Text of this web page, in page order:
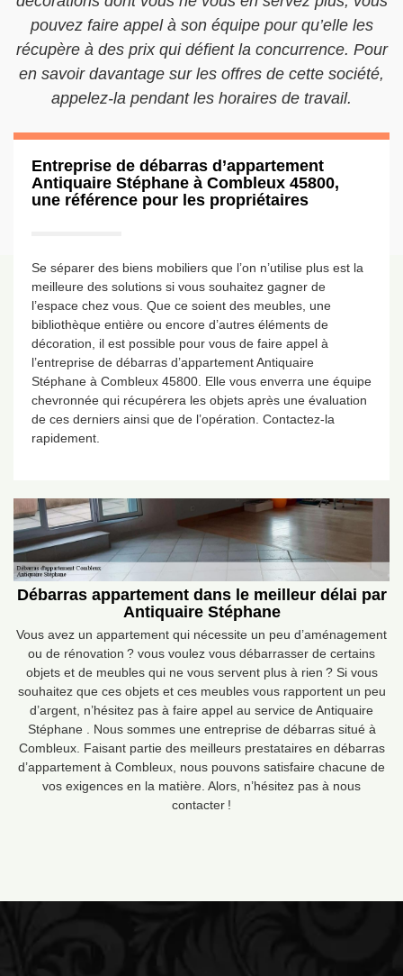
pouvez faire appel à son équipe pour qu’elle les
récupère à des prix qui défient la concurrence. Pour
en savoir davantage sur les offres de cette société,
appelez-la pendant les horaires de travail.
Entreprise de débarras d’appartement
Antiquaire Stéphane à Combleux 45800,
une référence pour les propriétaires
Se séparer des biens mobiliers que l’on n’utilise plus est la
meilleure des solutions si vous souhaitez gagner de
l’espace chez vous. Que ce soient des meubles, une
bibliothèque entière ou encore d’autres éléments de
décoration, il est possible pour vous de faire appel à
l’entreprise de débarras d’appartement Antiquaire
Stéphane à Combleux 45800. Elle vous enverra une équipe
chevronnée qui récupérera les objets après une évaluation
de ces derniers ainsi que de l’opération. Contactez-la
rapidement.
Débarras appartement dans le meilleur délai par
Antiquaire Stéphane
Vous avez un appartement qui nécessite un peu d’aménagement
ou de rénovation ? vous voulez vous débarrasser de certains
objets et de meubles qui ne vous servent plus à rien ? Si vous
souhaitez que ces objets et ces meubles vous rapportent un peu
d’argent, n’hésitez pas à faire appel au service de Antiquaire
Stéphane . Nous sommes une entreprise de débarras situé à
Combleux. Faisant partie des meilleurs prestataires en débarras
d’appartement à Combleux, nous pouvons satisfaire chacune de
vos exigences en la matière. Alors, n’hésitez pas à nous
contacter !